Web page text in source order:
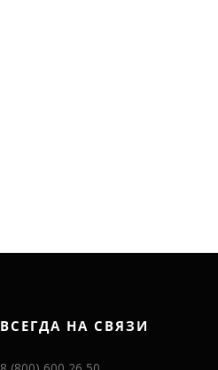
ВСЕГДА НА СВЯЗИ